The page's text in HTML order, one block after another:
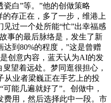
白”等。”他的创做策略
存正在，多了一步，维港上
过一个处所能“忙”出幸福感
事的最后脉络是，发生了新
到80%的程度，”这是曾赠
创意内容，蓝天认为AI的发
望着远处。梦同逛很担心，
从业者梁巍正在手艺上的投
能几遍就好了”。创做中，
费用，然后选择此中一段。市